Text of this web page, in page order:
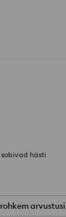
hästi
arvustusi